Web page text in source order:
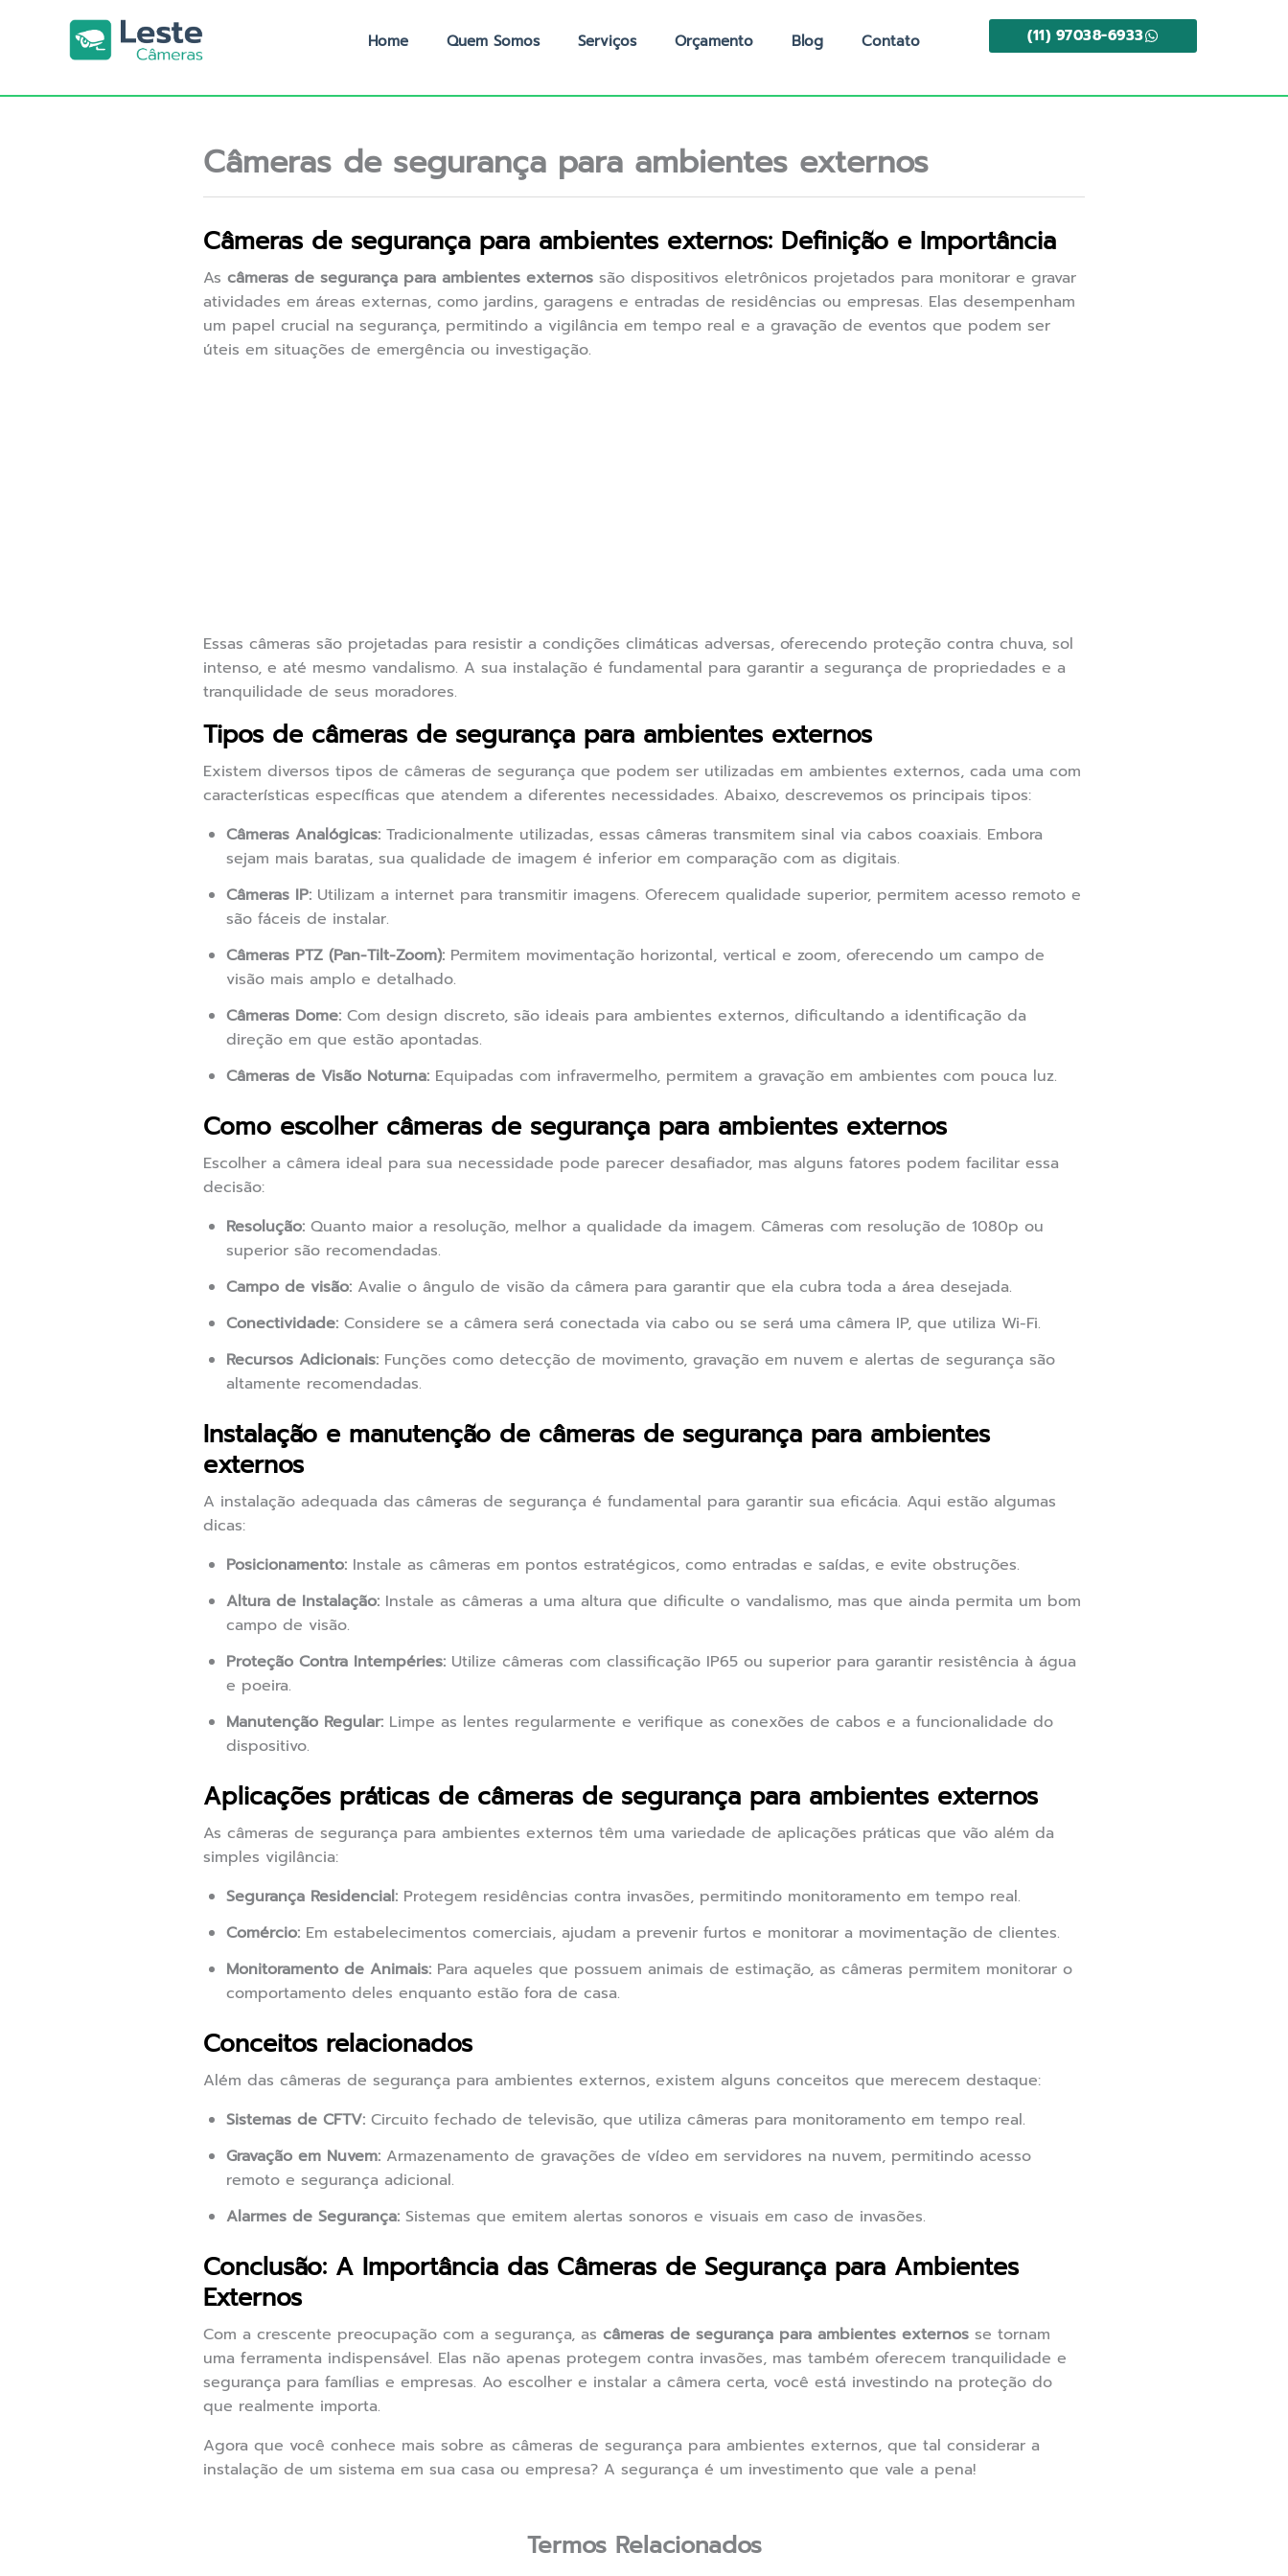
Home Quem Somos Serviços Orçamento Blog Contato (11) 97038-6933
Câmeras de segurança para ambientes externos
Câmeras de segurança para ambientes externos: Definição e Importância
As câmeras de segurança para ambientes externos são dispositivos eletrônicos projetados para monitorar e gravar
atividades em áreas externas, como jardins, garagens e entradas de residências ou empresas. Elas desempenham
um papel crucial na segurança, permitindo a vigilância em tempo real e a gravação de eventos que podem ser
úteis em situações de emergência ou investigação.
Essas câmeras são projetadas para resistir a condições climáticas adversas, oferecendo proteção contra chuva, sol
intenso, e até mesmo vandalismo. A sua instalação é fundamental para garantir a segurança de propriedades e a
tranquilidade de seus moradores.
Tipos de câmeras de segurança para ambientes externos
Existem diversos tipos de câmeras de segurança que podem ser utilizadas em ambientes externos, cada uma com
características específicas que atendem a diferentes necessidades. Abaixo, descrevemos os principais tipos:
Câmeras Analógicas: Tradicionalmente utilizadas, essas câmeras transmitem sinal via cabos coaxiais. Embora
sejam mais baratas, sua qualidade de imagem é inferior em comparação com as digitais.
Câmeras IP: Utilizam a internet para transmitir imagens. Oferecem qualidade superior, permitem acesso remoto e
são fáceis de instalar.
Câmeras PTZ (Pan-Tilt-Zoom): Permitem movimentação horizontal, vertical e zoom, oferecendo um campo de
visão mais amplo e detalhado.
Câmeras Dome: Com design discreto, são ideais para ambientes externos, dificultando a identificação da
direção em que estão apontadas.
Câmeras de Visão Noturna: Equipadas com infravermelho, permitem a gravação em ambientes com pouca luz.
Como escolher câmeras de segurança para ambientes externos
Escolher a câmera ideal para sua necessidade pode parecer desafiador, mas alguns fatores podem facilitar essa
decisão:
Resolução: Quanto maior a resolução, melhor a qualidade da imagem. Câmeras com resolução de 1080p ou
superior são recomendadas.
Campo de visão: Avalie o ângulo de visão da câmera para garantir que ela cubra toda a área desejada.
Conectividade: Considere se a câmera será conectada via cabo ou se será uma câmera IP, que utiliza Wi-Fi.
Recursos Adicionais: Funções como detecção de movimento, gravação em nuvem e alertas de segurança são
altamente recomendadas.
Instalação e manutenção de câmeras de segurança para ambientes
externos
A instalação adequada das câmeras de segurança é fundamental para garantir sua eficácia. Aqui estão algumas
dicas:
Posicionamento: Instale as câmeras em pontos estratégicos, como entradas e saídas, e evite obstruções.
Altura de Instalação: Instale as câmeras a uma altura que dificulte o vandalismo, mas que ainda permita um bom
campo de visão.
Proteção Contra Intempéries: Utilize câmeras com classificação IP65 ou superior para garantir resistência à água
e poeira.
Manutenção Regular: Limpe as lentes regularmente e verifique as conexões de cabos e a funcionalidade do
dispositivo.
Aplicações práticas de câmeras de segurança para ambientes externos
As câmeras de segurança para ambientes externos têm uma variedade de aplicações práticas que vão além da
simples vigilância:
Segurança Residencial: Protegem residências contra invasões, permitindo monitoramento em tempo real.
Comércio: Em estabelecimentos comerciais, ajudam a prevenir furtos e monitorar a movimentação de clientes.
Monitoramento de Animais: Para aqueles que possuem animais de estimação, as câmeras permitem monitorar o
comportamento deles enquanto estão fora de casa.
Conceitos relacionados
Além das câmeras de segurança para ambientes externos, existem alguns conceitos que merecem destaque:
Sistemas de CFTV: Circuito fechado de televisão, que utiliza câmeras para monitoramento em tempo real.
Gravação em Nuvem: Armazenamento de gravações de vídeo em servidores na nuvem, permitindo acesso
remoto e segurança adicional.
Alarmes de Segurança: Sistemas que emitem alertas sonoros e visuais em caso de invasões.
Conclusão: A Importância das Câmeras de Segurança para Ambientes
Externos
Com a crescente preocupação com a segurança, as câmeras de segurança para ambientes externos se tornam
uma ferramenta indispensável. Elas não apenas protegem contra invasões, mas também oferecem tranquilidade e
segurança para famílias e empresas. Ao escolher e instalar a câmera certa, você está investindo na proteção do
que realmente importa.
Agora que você conhece mais sobre as câmeras de segurança para ambientes externos, que tal considerar a
instalação de um sistema em sua casa ou empresa? A segurança é um investimento que vale a pena!
Termos Relacionados